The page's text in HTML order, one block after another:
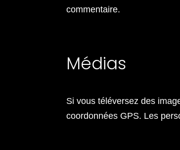
commentaire.
Médias
Si vous téléversez des
coordonnées GPS. Les